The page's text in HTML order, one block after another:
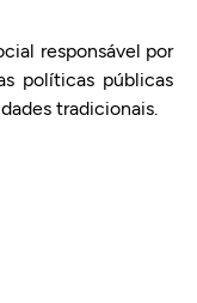
responsável por
políticas públicas
tradicionais.